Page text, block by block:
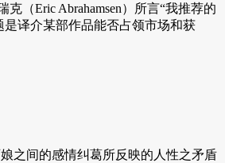
（Eric Abrahamsen）所言“我推荐的
译介某部作品能否占领市场和获
之间的感情纠葛所反映的人性之矛盾